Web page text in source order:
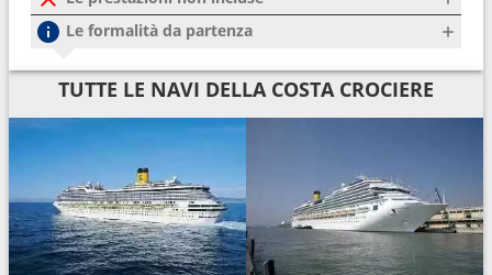
Le formalità da partenza
TUTTE LE NAVI DELLA COSTA CROCIERE